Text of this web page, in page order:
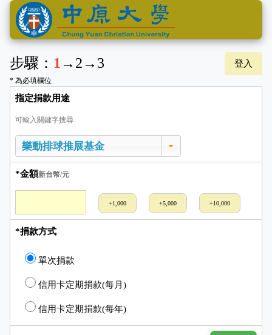
步驟： 1→ 2→ 3 登入
* 為必填欄位
指定捐款用途
可輸入關鍵字搜尋
*金額新台幣/元
+1,000 +5,000 +10,000
*捐款方式
單次捐款
信用卡定期捐款(每月)
信用卡定期捐款(每年)